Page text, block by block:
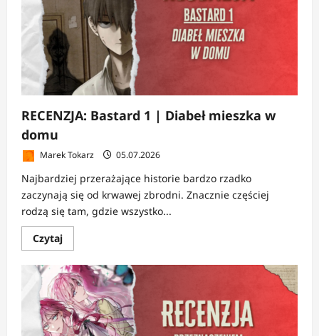
multiwersum
RECENZJA: Bastard 1 | Diabeł mieszka w
domu
Marek Tokarz 05.07.2026
Najbardziej przerażające historie bardzo rzadko
zaczynają się od krwawej zbrodni. Znacznie częściej
rodzą się tam, gdzie wszystko...
CzytajDowiedz
się
o
RECENZJA:
Bastard
1
|
Diabeł
mieszka